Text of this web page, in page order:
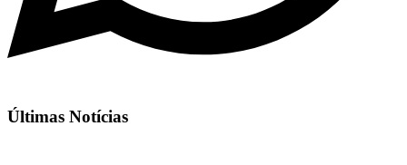
Últimas Notícias